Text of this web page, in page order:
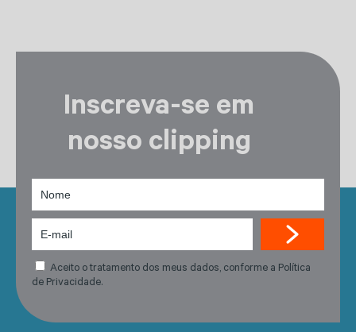
Inscreva-se em
nosso clipping
Aceito o tratamento dos meus dados, conforme a Política
de Privacidade.